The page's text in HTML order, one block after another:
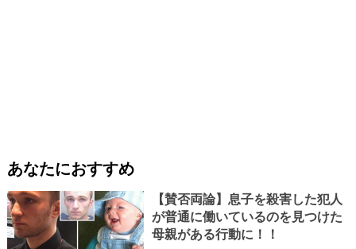
あなたにおすすめ
【賛否両論】息子を殺害した犯人
が普通に働いているのを見つけた
母親がある行動に！！